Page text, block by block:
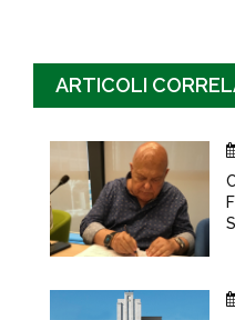
ARTICOLI